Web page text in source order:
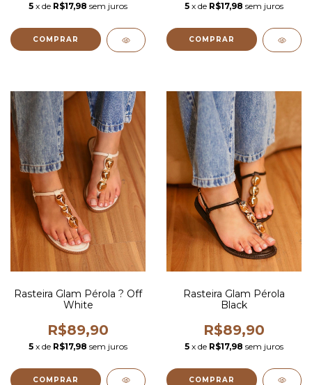
5 x de R$17,98 sem juros
COMPRAR
5 x de R$17,98 sem juros
COMPRAR
Rasteira Glam Pérola ? Off
White
R$89,90
5 x de R$17,98 sem juros
COMPRAR
Rasteira Glam Pérola
Black
R$89,90
5 x de R$17,98 sem juros
COMPRAR